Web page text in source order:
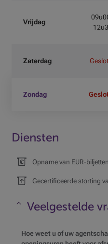
Vrijdag
Zaterdag
Zondag
Diensten
Opname van EUR-biljetten
Gecertificeerde storting
Maskeren
Veelgestelde
Hoe weet u of uw